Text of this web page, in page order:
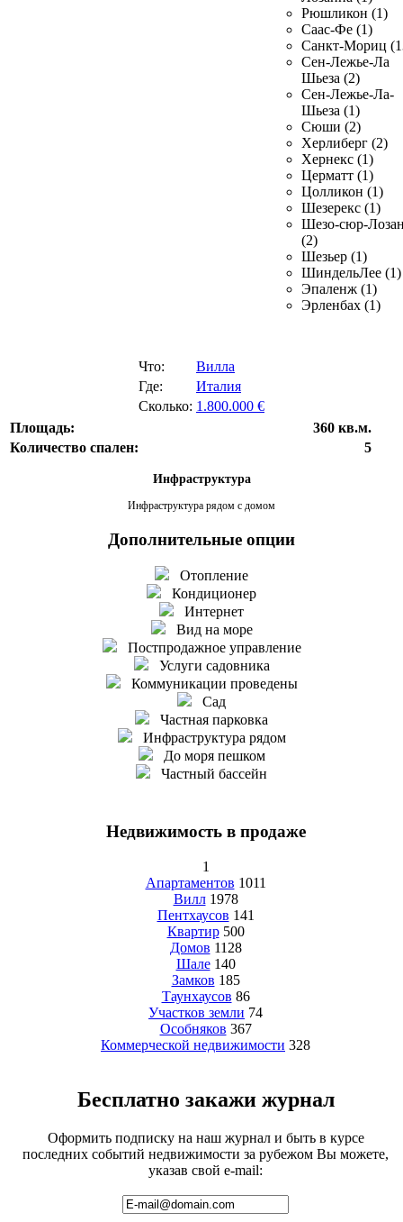
Рюшликон (1)
Саас-Фе (1)
Санкт-Мориц
Сен-Лежье-Ла
Шьеза (2)
Сен-Лежье-Ла-
Шьеза (1)
Сюши (2)
Херлиберг (2)
Хернекс (1)
Церматт (1)
Цолликон (1)
Шезерекс (1)
Шезо-сюр-
(2)
Шезьер (1)
ШиндельЛее (1)
Эпаленж (1)
Эрленбах (1)
Что:
Вилла
Где:
Италия
Сколько: 1.800.000 €
Площадь:
360 кв.м.
Количество спален:
5
Инфраструктура
Инфраструктура рядом с домом
Дополнительные опции
Отопление
Кондиционер
Интернет
Вид на море
Постпродажное управление
Услуги садовника
Коммуникации проведены
Сад
Частная парковка
Инфраструктура рядом
До моря пешком
Частный бассейн
Недвижимость в продаже
1
Апартаментов 1011
Вилл 1978
Пентхаусов 141
Квартир 500
Домов 1128
Шале 140
Замков 185
Таунхаусов 86
Участков земли 74
Особняков 367
Коммерческой недвижимости 328
Бесплатно закажи журнал
Оформить подписку на наш журнал и быть в курсе
последних событий недвижимости за рубежом Вы можете,
указав свой e-mail: